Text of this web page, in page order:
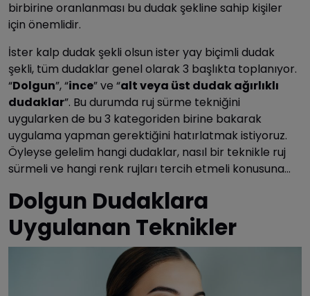
birbirine oranlanması bu dudak şekline sahip kişiler
için önemlidir.
İster kalp dudak şekli olsun ister yay biçimli dudak
şekli, tüm dudaklar genel olarak 3 başlıkta toplanıyor.
“Dolgun”, “ince” ve “alt veya üst dudak ağırlıklı
dudaklar”. Bu durumda ruj sürme tekniğini
uygularken de bu 3 kategoriden birine bakarak
uygulama yapman gerektiğini hatırlatmak istiyoruz.
Öyleyse gelelim hangi dudaklar, nasıl bir teknikle ruj
sürmeli ve hangi renk rujları tercih etmeli konusuna…
Dolgun Dudaklara
Uygulanan Teknikler